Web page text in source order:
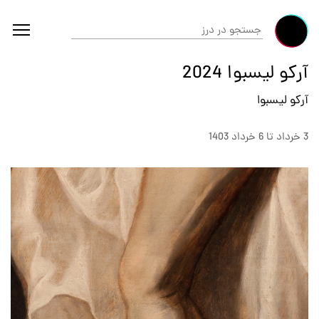
آرکو لیسبوا 2024
آرکو لیسبوا
3 خرداد تا 6 خرداد 1403